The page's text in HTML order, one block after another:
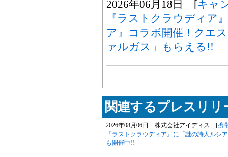
2026年06月18日 [キャ
『ラストクラウディア
ア』コラボ開催！クエ
ァルガス」もらえる!!
関連するプレスリリ
2026年08月06日 株式会社アイディス [携
『ラストクラウディア』に「謎の詩人ルシ
も開催中!!